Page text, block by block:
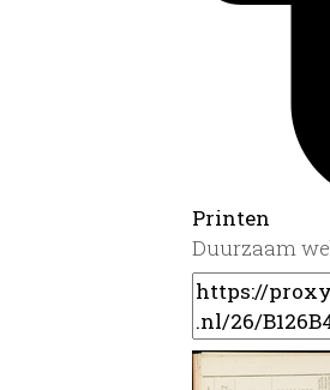
Printen
Duurzaam